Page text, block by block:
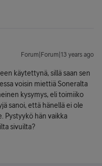
Forum|Forum|13 years ago
käytettynä, sillä saan sen
voisin miettiä Soneralta
kysymys, eli toimiiko
sanoi, että hänellä ei ole
Pystyykö hän vaikka
sivuilta?